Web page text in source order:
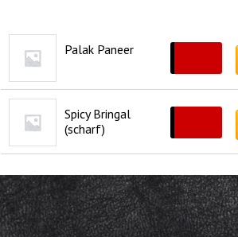
Palak Paneer
Spicy Bringal
(scharf)